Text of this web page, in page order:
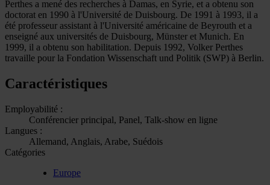
Perthes a mené des recherches à Damas, en Syrie, et a obtenu son
doctorat en 1990 à l'Université de Duisbourg. De 1991 à 1993, il a
été professeur assistant à l'Université américaine de Beyrouth et a
enseigné aux universités de Duisbourg, Münster et Munich. En
1999, il a obtenu son habilitation. Depuis 1992, Volker Perthes
travaille pour la Fondation Wissenschaft und Politik (SWP) à Berlin.
Caractéristiques
Employabilité :
Conférencier principal, Panel, Talk-show en ligne
Langues :
Allemand, Anglais, Arabe, Suédois
Catégories
Europe